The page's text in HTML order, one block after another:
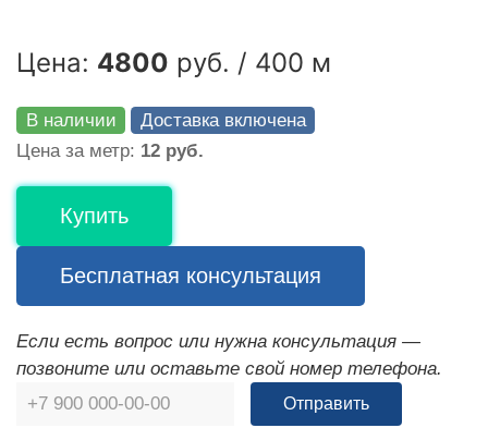
Цена: 4800 руб. / 400 м
В наличии
Доставка включена
Цена за метр: 12 руб.
Купить
Бесплатная консультация
Если есть вопрос или нужна консультация —
позвоните или оставьте свой номер телефона.
Отправить